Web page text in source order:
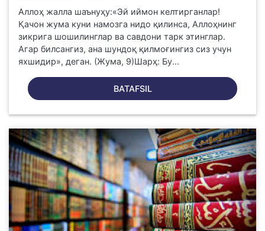
Аллоҳ жалла шаънуҳу:«Эй иймон келтирганлар!
Қачон жума куни намозга нидо қилинса, Аллоҳнинг
зикрига шошилинглар ва савдони тарк этинглар.
Агар билсангиз, ана шундоқ қилмоғингиз сиз учун
яхшидир», деган. (Жума, 9)Шарҳ: Бу...
BATAFSIL